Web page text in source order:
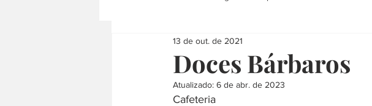
doce eventos
culinária internacional
Doces Bárbaros
13 de out. de 2021
Atualizado: 6 de abr. de 2023
Cafeteria